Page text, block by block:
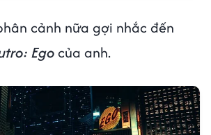
cảnh nữa gợi nhắc đến
Egocủa anh.